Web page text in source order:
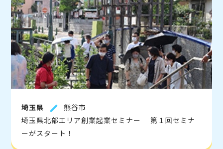
埼玉県
熊谷市
埼玉県北部エリア創業起業セミナー 第１回セミナ
ーがスタート！